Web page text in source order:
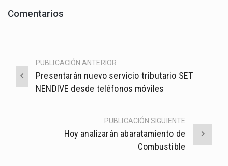
Comentarios
Post
navigation
PUBLICACIÓN ANTERIOR
Presentarán nuevo servicio tributario SET
NENDIVE desde teléfonos móviles
PUBLICACIÓN SIGUIENTE
Hoy analizarán abaratamiento de
Combustible